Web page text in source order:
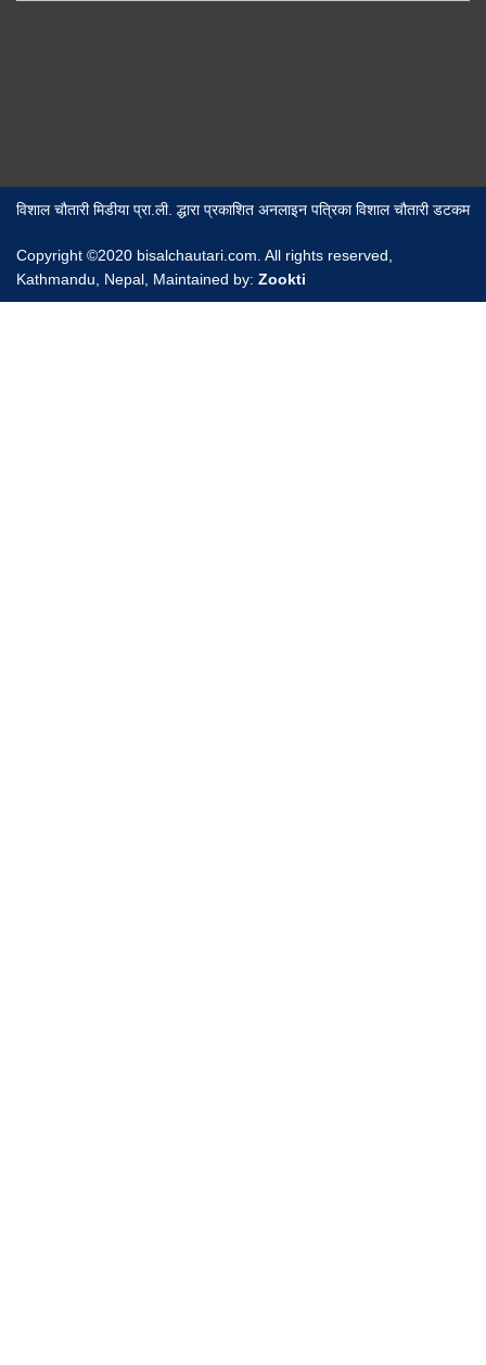
विशाल चौतारी मिडीया प्रा.ली. द्धारा प्रकाशित अनलाइन पत्रिका विशाल चौतारी डटकम
Copyright ©2020 bisalchautari.com. All rights reserved,
Kathmandu, Nepal, Maintained by: Zookti